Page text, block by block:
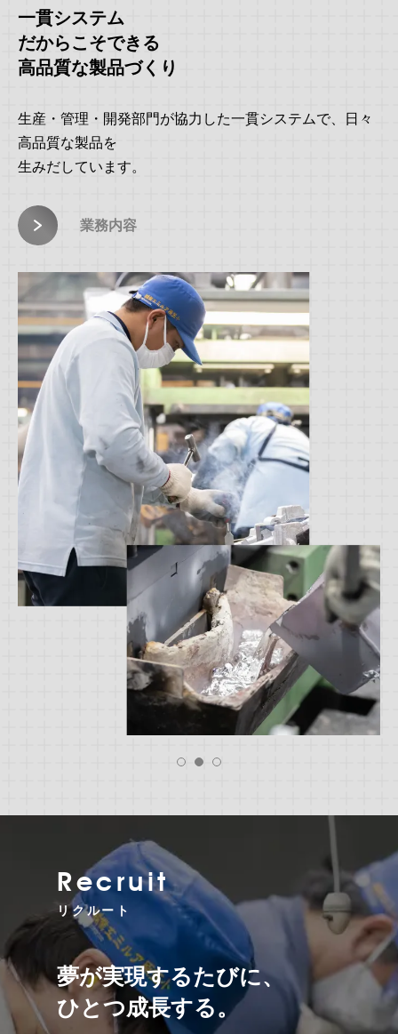
一貫システム
だからこそできる
高品質な製品づくり
生産・管理・開発部門が協力した一貫システムで、日々
高品質な製品を
生みだしています。
業務内容
Recruit
リクルート
夢が実現するたびに、
ひとつ成長する。